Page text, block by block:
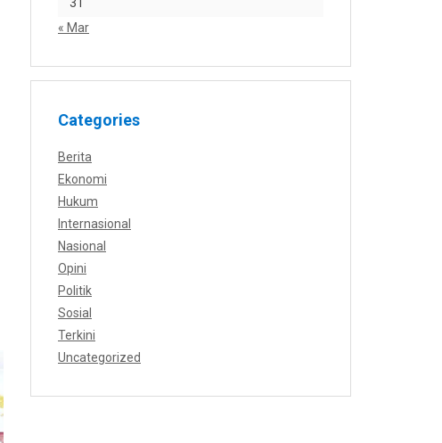
« Mar
Categories
Berita
Ekonomi
Hukum
Internasional
Nasional
Opini
Politik
Sosial
Terkini
Uncategorized